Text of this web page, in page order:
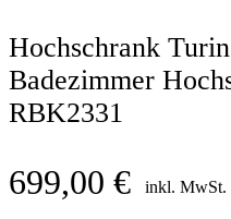
Hochschrank
Badezimmer
RBK2331
699,00 € inkl. MwSt.